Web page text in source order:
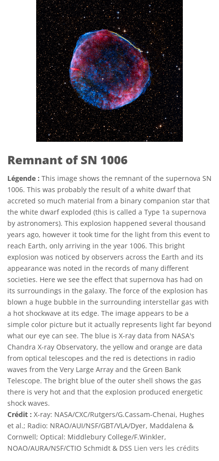
Remnant of SN 1006
Légende : This image shows the remnant of the supernova SN
1006. This was probably the result of a white dwarf that
accreted so much material from a binary companion star that
the white dwarf exploded (this is called a Type 1a supernova
by astronomers). This explosion happened several thousand
years ago, however it took time for the light from this event to
reach Earth, only arriving in the year 1006. This bright
explosion was noticed by observers across the Earth and its
appearance was noted in the records of many different
societies. Here we see the effect that supernova has had on
its surroundings in the galaxy. The force of the explosion has
blown a huge bubble in the surrounding interstellar gas with
a hot shockwave at its edge. The image appears to be a
simple color picture but it actually represents light far beyond
what our eye can see. The blue is X-ray data from NASA's
Chandra X-ray Observatory, the yellow and orange are data
from optical telescopes and the red is detections in radio
waves from the Very Large Array and the Green Bank
Telescope. The bright blue of the outer shell shows the gas
there is very hot and that the explosion produced energetic
shock waves.
Crédit : X-ray: NASA/CXC/Rutgers/G.Cassam-Chenai, Hughes
et al.; Radio: NRAO/AUI/NSF/GBT/VLA/Dyer, Maddalena &
Cornwell; Optical: Middlebury College/F.Winkler,
NOAO/AURA/NSF/CTIO Schmidt & DSS Lien vers les crédits